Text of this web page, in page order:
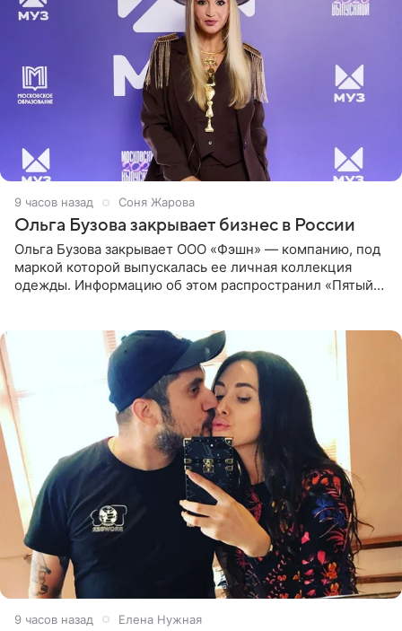
9 часов назад Соня Жарова
Ольга Бузова закрывает бизнес в России
Ольга Бузова закрывает ООО «Фэшн» — компанию, под
маркой которой выпускалась ее личная коллекция
одежды. Информацию об этом распространил «Пятый
9 часов назад Елена Нужная